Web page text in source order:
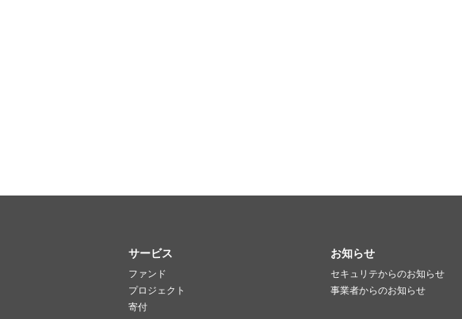
サービス
ファンド
プロジェクト
寄付
お知らせ
セキュリテからのお知らせ
事業者からのお知らせ